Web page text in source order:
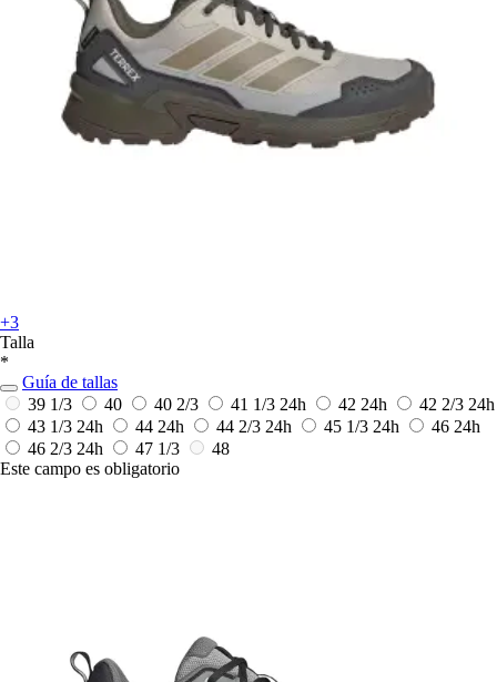
+3
Talla
*
Guía de tallas
39 1/3
40 40 2/3 41 1/3 24h 42 24h 42 2/3 24h
43 1/3 24h 44 24h 44 2/3 24h 45 1/3 24h 46 24h
46 2/3 24h 47 1/3
48
Este campo es obligatorio